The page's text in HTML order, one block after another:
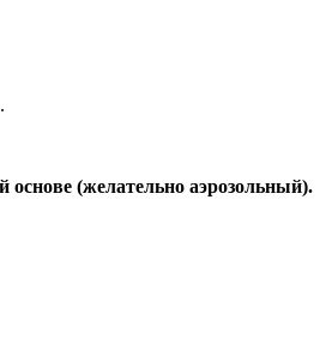
(желательно аэрозольный).